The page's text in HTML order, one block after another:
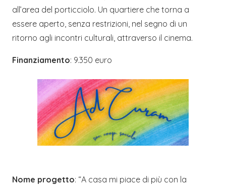
all’area del porticciolo. Un quartiere che torna a
essere aperto, senza restrizioni, nel segno di un
ritorno agli incontri culturali, attraverso il cinema.
Finanziamento: 9.350 euro
Nome progetto: “A casa mi piace di più con la